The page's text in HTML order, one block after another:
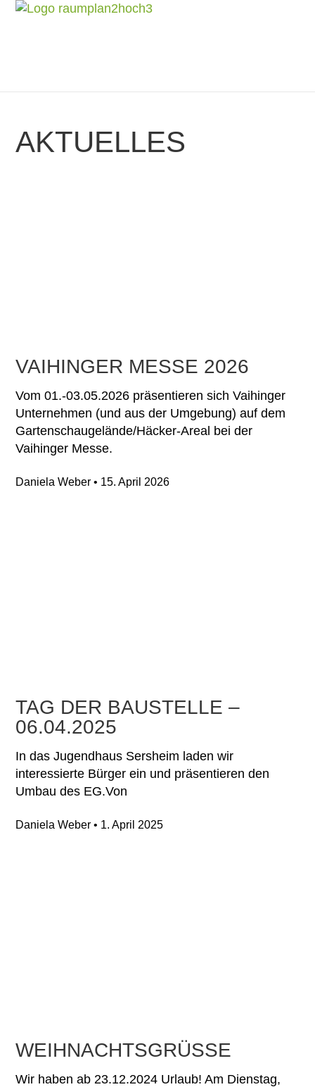
AKTUELLES
VAIHINGER MESSE 2026
Vom 01.-03.05.2026 präsentieren sich Vaihinger
Unternehmen (und aus der Umgebung) auf dem
Gartenschaugelände/Häcker-Areal bei der
Vaihinger Messe.
Daniela Weber 15. April 2026
TAG DER BAUSTELLE –
06.04.2025
In das Jugendhaus Sersheim laden wir
interessierte Bürger ein und präsentieren den
Umbau des EG.Von
Daniela Weber 1. April 2025
WEIHNACHTSGRÜSSE
Wir haben ab 23.12.2024 Urlaub! Am Dienstag,